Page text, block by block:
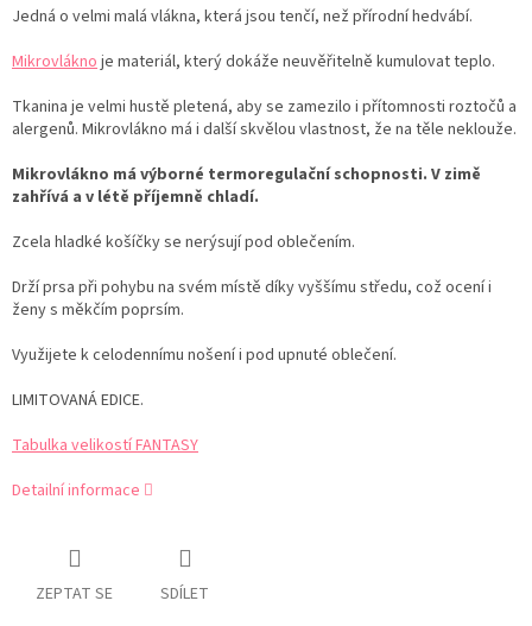
Jedná o velmi malá vlákna, která jsou tenčí, než přírodní hedvábí.
Mikrovláknoje materiál, který dokáže neuvěřitelně kumulovat teplo.
Tkanina je velmi hustě pletená, aby se zamezilo i přítomnosti roztočů a
alergenů. Mikrovlákno má i další skvělou vlastnost, že na těle neklouže.
Mikrovlákno má výborné termoregulační schopnosti. V zimě
zahřívá a v létě příjemně chladí.
Zcela hladké košíčky se nerýsují pod oblečením.
Drží prsa při pohybu na svém místě díky vyššímu středu, což ocení i
ženy s měkčím poprsím.
Využijete k celodennímu nošení i pod upnuté oblečení.
LIMITOVANÁ EDICE.
Tabulka velikostí FANTASY
Detailní informace
ZEPTAT SE SDÍLET